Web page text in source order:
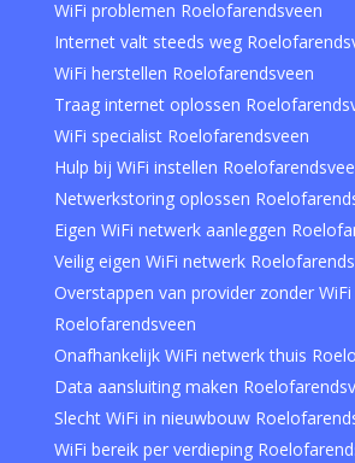
WiFi problemen Roelofarendsveen
Internet valt steeds weg
WiFi herstellen Roelofarendsveen
Traag internet oplossen
WiFi specialist Roelofarendsveen
Hulp bij WiFi instellen
Netwerkstoring oplossen
Eigen WiFi netwerk aanleggen
Veilig eigen WiFi netwerk
Overstappen van provider zonder
Roelofarendsveen
Onafhankelijk WiFi netwerk thuis
Data aansluiting maken
Slecht WiFi in nieuwbouw
WiFi bereik per verdieping